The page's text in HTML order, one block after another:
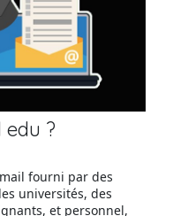
?
fourni par des
universités, des
et personnel,